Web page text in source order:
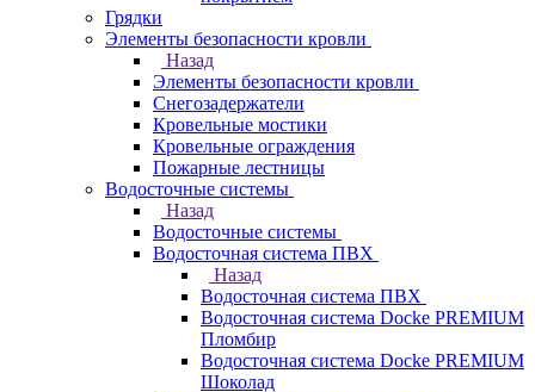
Грядки
Элементы безопасности кровли
Назад
Элементы безопасности кровли
Снегозадержатели
Кровельные мостики
Кровельные ограждения
Пожарные лестницы
Водосточные системы
Назад
Водосточные системы
Водосточная система ПВХ
Назад
Водосточная система ПВХ
Водосточная система Docke PREMIUM
Пломбир
Водосточная система Docke PREMIUM
Шоколад